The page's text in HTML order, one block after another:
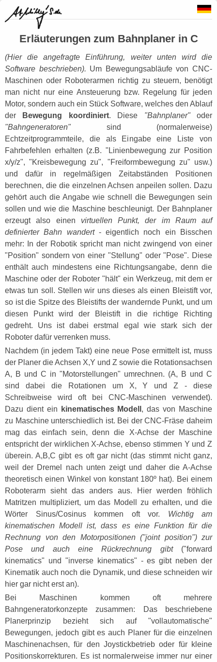
Erläuterungen zum Bahnplaner in C
(Hier die angefragte Einführung, weiter unten wird die
Software beschrieben). Um Bewegungsabläufe von CNC-
Maschinen oder Roboterarmen richtig zu steuern, benötigt
man nicht nur eine Ansteuerung bzw. Regelung für jeden
Motor, sondern auch ein Stück Software, welches den Ablauf
der
Bewegung koordiniert. Diese "Bahnplaner"oder
"Bahngeneratoren"sind (normalerweise)
Echtzeitprogrammteile, die als Eingabe eine Liste von
Fahrbefehlen erhalten (z.B. "Linienbewegung zur Position
x/y/z", "Kreisbewegung zu", "Freiformbewegung zu" usw.)
und dafür in regelmäßigen Zeitabständen Positionen
berechnen, die die einzelnen Achsen anpeilen sollen. Dazu
gehört auch die Angabe wie schnell die Bewegungen sein
sollen und wie die Maschine beschleunigt. Der Bahnplaner
erzeugt also einen virtuellen Punkt, der im Raum auf
definierter Bahn wandert- eigentlich noch ein Bisschen
mehr: In der Robotik spricht man nicht zwingend von einer
"Position" sondern von einer "Stellung" oder "Pose". Diese
enthält auch mindestens eine Richtungsangabe, denn die
Maschine oder der Roboter "hält" ein Werkzeug, mit dem er
etwas tun soll. Stellen wir uns dieses als einen Bleistift vor,
so ist die Spitze des Bleistifts der wandernde Punkt, und um
diesen Punkt wird der Bleistift in die richtige Richting
gedreht. Uns ist dabei erstmal egal wie stark sich der
Roboter dafür verrenken muss.
Nachdem (in jedem Takt) eine neue Pose ermittelt ist, muss
der Planer die Achsen X,Y und Z sowie die Rotationsachsen
A, B und C in "Motorstellungen" umrechnen. (A, B und C
sind dabei die Rotationen um X, Y und Z - diese
Schreibweise wird oft bei CNC-Maschinen verwendet).
Dazu dient ein
kinematisches Modell , das von Maschine
zu Maschine unterschiedlich ist. Bei der CNC-Fräse daheim
mag das einfach sein, denn die X-Achse der Maschine
entspricht der wirklichen X-Achse, ebenso stimmen Y und Z
überein. A,B,C gibt es oft gar nicht (das stimmt nicht ganz,
weil der Dremel nach unten zeigt und daher die A-Achse
theoretisch einen Winkel von konstant 180º hat). Bei einem
Roboterarm sieht das anders aus. Hier werden fröhlich
Matritzen multipliziert, um das Modell zu erhalten, und die
Wörter Sinus/Cosinus kommen oft vor. Wichtig am
kinematischen Modell ist, dass es eine Funktion für die
Rechnung von den Motorpositionen ("joint position") zur
Pose und auch eine Rückrechnung gibt("forward
kinematics" und "inverse kinematics" - es gibt neben der
Kinematik auch noch die Dynamik, und diese schneiden wir
hier gar nicht erst an).
Bei Maschinen kommen oft mehrere
Bahngeneratorkonzepte zusammen: Das beschriebene
Planerprinzip bezieht sich auf "vollautomatische"
Bewegungen, jedoch gibt es auch Planer für die einzelnen
Maschinenachsen, für den Joystickbetrieb oder für kleine
Positionskorrekturen. Es ist normalerweise immer nur einer